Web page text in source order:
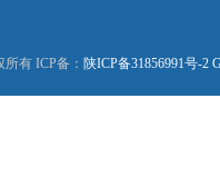
ICP备： 陕ICP备31856991号-2